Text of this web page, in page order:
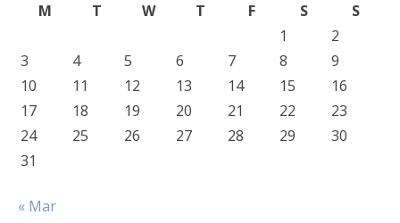
M
T W T F S
S
1
2
3
4 5 6 7 8
9
10
11 12 13 14 15
16
17
18 19 20 21 22
23
24
25 26 27 28 29
30
31
« Mar